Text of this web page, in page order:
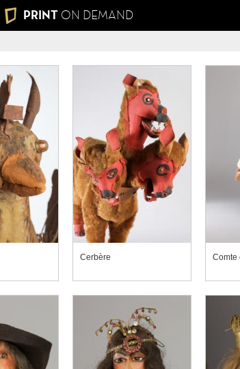
PRINT ON DEMAND
Cerbère Comte